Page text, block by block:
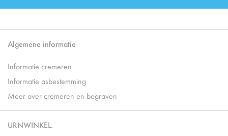
Algemene informatie
Informatie cremeren
Informatie asbestemming
Meer over cremeren en begraven
URNWINKEL.